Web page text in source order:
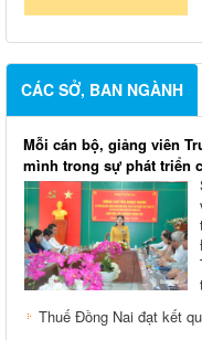
CÁC SỞ, BAN NGÀNH
Mỗi cán bộ, giảng viên
mình trong sự phát triển
Thuế Đồng Nai đạt kết